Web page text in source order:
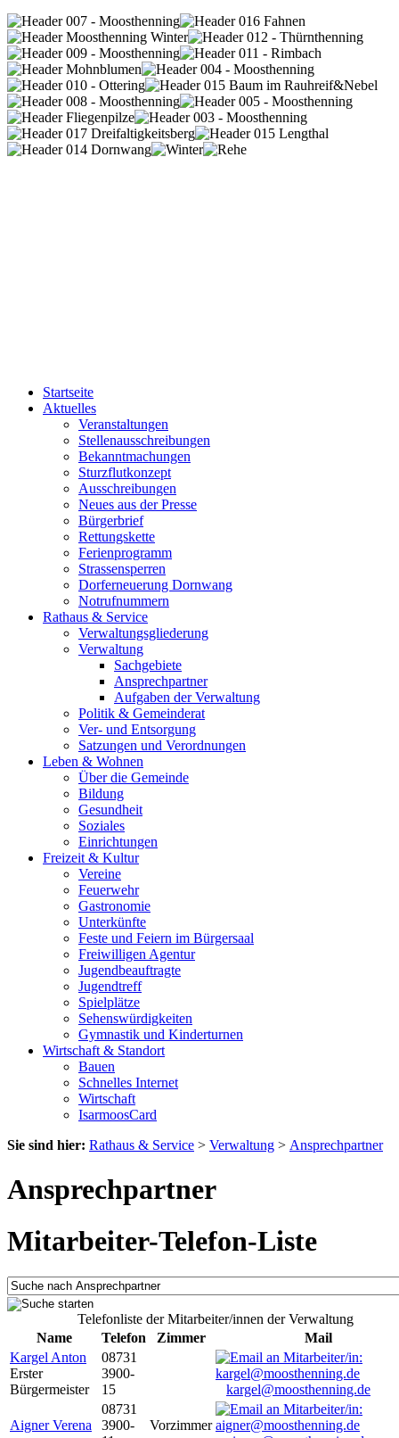
Startseite
Aktuelles
Veranstaltungen
Stellenausschreibungen
Bekanntmachungen
Sturzflutkonzept
Ausschreibungen
Neues aus der Presse
Bürgerbrief
Rettungskette
Ferienprogramm
Strassensperren
Dorferneuerung Dornwang
Notrufnummern
Rathaus & Service
Verwaltungsgliederung
Verwaltung
Sachgebiete
Ansprechpartner
Aufgaben der Verwaltung
Politik & Gemeinderat
Ver- und Entsorgung
Satzungen und Verordnungen
Leben & Wohnen
Über die Gemeinde
Bildung
Gesundheit
Soziales
Einrichtungen
Freizeit & Kultur
Vereine
Feuerwehr
Gastronomie
Unterkünfte
Feste und Feiern im Bürgersaal
Freiwilligen Agentur
Jugendbeauftragte
Jugendtreff
Spielplätze
Sehenswürdigkeiten
Gymnastik und Kinderturnen
Wirtschaft & Standort
Bauen
Schnelles Internet
Wirtschaft
IsarmoosCard
Sie sind hier: Rathaus & Service > Verwaltung > Ansprechpartner
Ansprechpartner
Mitarbeiter-Telefon-Liste
Telefonliste der Mitarbeiter/innen der Verwaltung
Name
Telefon Zimmer
Mail
Kargel Anton
Erster
Bürgermeister
08731
3900-
15
kargel@moosthenning.de
Aigner Verena
08731
3900-
Vorzimmer